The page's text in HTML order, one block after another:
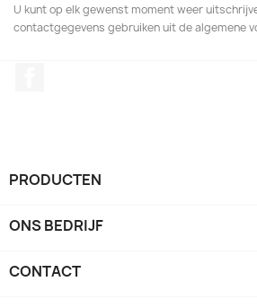
U kunt op elk gewenst moment weer
contactgegevens gebruiken uit de algemene
PRODUCTEN
ONS BEDRIJF
CONTACT